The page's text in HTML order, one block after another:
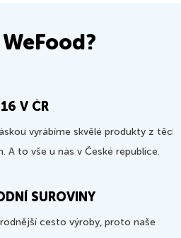
V ČR
vyrábíme skvělé produkty z těch
A to vše u nás v České republice.
SUROVINY
cesto výroby, proto naše